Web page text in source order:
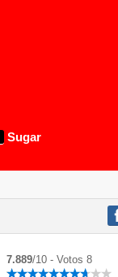
Sugar
7.889/10 - Votos 8